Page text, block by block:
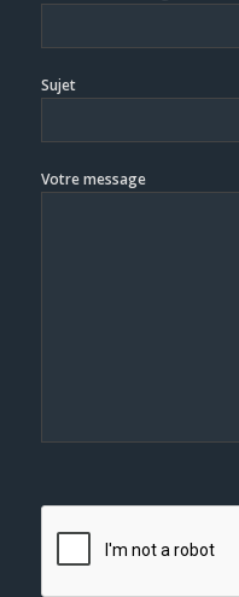
Sujet
Votre message